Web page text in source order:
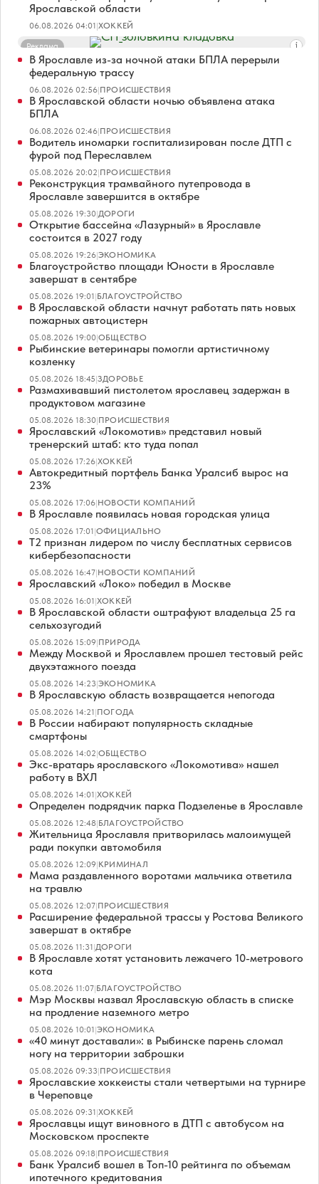
Ярославской области
06.08.2026 04:01|ХОККЕЙ
Реклама
В Ярославле из-за ночной атаки БПЛА перерыли
федеральную трассу
06.08.2026 02:56|ПРОИСШЕСТВИЯ
В Ярославской области ночью объявлена атака
БПЛА
06.08.2026 02:46|ПРОИСШЕСТВИЯ
Водитель иномарки госпитализирован после ДТП с
фурой под Переславлем
05.08.2026 20:02|ПРОИСШЕСТВИЯ
Реконструкция трамвайного путепровода в
Ярославле завершится в октябре
05.08.2026 19:30|ДОРОГИ
Открытие бассейна «Лазурный» в Ярославле
состоится в 2027 году
05.08.2026 19:26|ЭКОНОМИКА
Благоустройство площади Юности в Ярославле
завершат в сентябре
05.08.2026 19:01|БЛАГОУСТРОЙСТВО
В Ярославской области начнут работать пять новых
пожарных автоцистерн
05.08.2026 19:00|ОБЩЕСТВО
Рыбинские ветеринары помогли артистичному
козленку
05.08.2026 18:45|ЗДОРОВЬЕ
Размахивавший пистолетом ярославец задержан в
продуктовом магазине
05.08.2026 18:30|ПРОИСШЕСТВИЯ
Ярославский «Локомотив» представил новый
тренерский штаб: кто туда попал
05.08.2026 17:26|ХОККЕЙ
Автокредитный портфель Банка Уралсиб вырос на
23%
05.08.2026 17:06|НОВОСТИ КОМПАНИЙ
В Ярославле появилась новая городская улица
05.08.2026 17:01|ОФИЦИАЛЬНО
Т2 признан лидером по числу бесплатных сервисов
кибербезопасности
05.08.2026 16:47|НОВОСТИ КОМПАНИЙ
Ярославский «Локо» победил в Москве
05.08.2026 16:01|ХОККЕЙ
В Ярославской области оштрафуют владельца 25 га
сельхозугодий
05.08.2026 15:09|ПРИРОДА
Между Москвой и Ярославлем прошел тестовый рейс
двухэтажного поезда
05.08.2026 14:23|ЭКОНОМИКА
В Ярославскую область возвращается непогода
05.08.2026 14:21|ПОГОДА
В России набирают популярность складные
смартфоны
05.08.2026 14:02|ОБЩЕСТВО
Экс-вратарь ярославского «Локомотива» нашел
работу в ВХЛ
05.08.2026 14:01|ХОККЕЙ
Определен подрядчик парка Подзеленье в Ярославле
05.08.2026 12:48|БЛАГОУСТРОЙСТВО
Жительница Ярославля притворилась малоимущей
ради покупки автомобиля
05.08.2026 12:09|КРИМИНАЛ
Мама раздавленного воротами мальчика ответила
на травлю
05.08.2026 12:07|ПРОИСШЕСТВИЯ
Расширение федеральной трассы у Ростова Великого
завершат в октябре
05.08.2026 11:31|ДОРОГИ
В Ярославле хотят установить лежачего 10-метрового
кота
05.08.2026 11:07|БЛАГОУСТРОЙСТВО
Мэр Москвы назвал Ярославскую область в списке
на продление наземного метро
05.08.2026 10:01|ЭКОНОМИКА
«40 минут доставали»: в Рыбинске парень сломал
ногу на территории заброшки
05.08.2026 09:33|ПРОИСШЕСТВИЯ
Ярославские хоккеисты стали четвертыми на турнире
в Череповце
05.08.2026 09:31|ХОККЕЙ
Ярославцы ищут виновного в ДТП с автобусом на
Московском проспекте
05.08.2026 09:18|ПРОИСШЕСТВИЯ
Банк Уралсиб вошел в Топ-10 рейтинга по объемам
ипотечного кредитования